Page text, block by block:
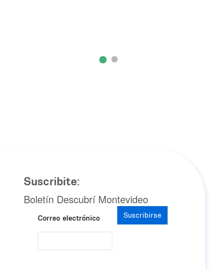
Suscribite:
Boletín Descubrí Montevideo
Correo electrónico Suscribirse